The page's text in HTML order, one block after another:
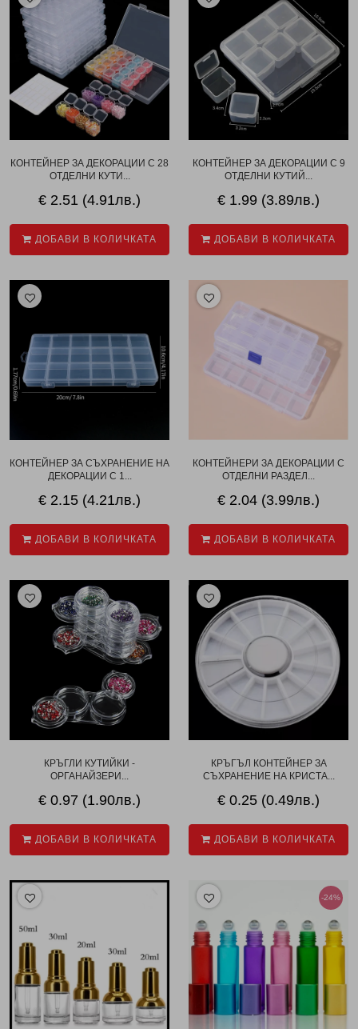
КОНТЕЙНЕР ЗА ДЕКОРАЦИИ С 28
ОТДЕЛНИ КУТИ...
€ 2.51 (4.91лв.)
ДОБАВИ В КОЛИЧКАТА
КОНТЕЙНЕР ЗА ДЕКОРАЦИИ С 9
ОТДЕЛНИ КУТИЙ...
€ 1.99 (3.89лв.)
ДОБАВИ В КОЛИЧКАТА
КОНТЕЙНЕР ЗА СЪХРАНЕНИЕ НА
ДЕКОРАЦИИ С 1...
€ 2.15 (4.21лв.)
ДОБАВИ В КОЛИЧКАТА
КОНТЕЙНЕРИ ЗА ДЕКОРАЦИИ С
ОТДЕЛНИ РАЗДЕЛ...
€ 2.04 (3.99лв.)
ДОБАВИ В КОЛИЧКАТА
КРЪГЛИ КУТИЙКИ -
ОРГАНАЙЗЕРИ...
€ 0.97 (1.90лв.)
ДОБАВИ В КОЛИЧКАТА
КРЪГЪЛ КОНТЕЙНЕР ЗА
СЪХРАНЕНИЕ НА КРИСТА...
€ 0.25 (0.49лв.)
ДОБАВИ В КОЛИЧКАТА
-24%